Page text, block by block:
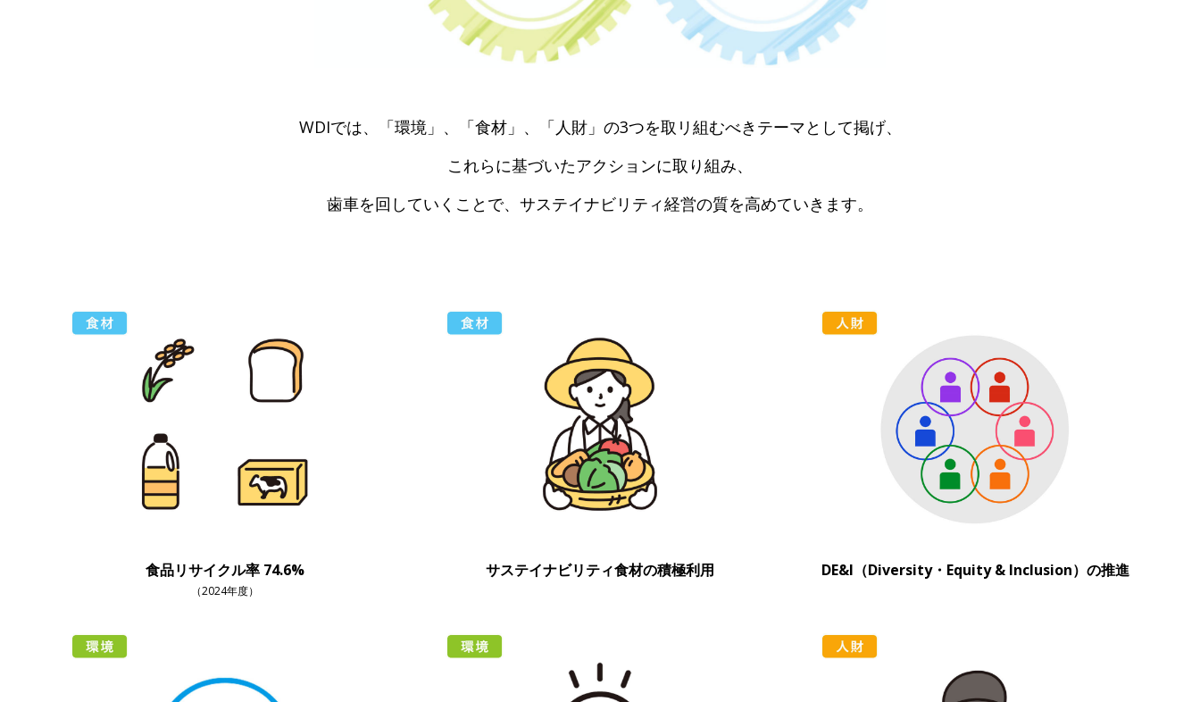
WDIでは、「環境」、「食材」、「人財」の3つを取リ組むべきテーマとして掲げ、
これらに基づいたアクションに取り組み、
歯車を回していくことで、サステイナビリティ経営の質を高めていきます。
食品リサイクル率 74.6%
（2024年度）
サステイナビリティ食材の積極利用 DE&I（Diversity・Equity & Inclusion）の推進